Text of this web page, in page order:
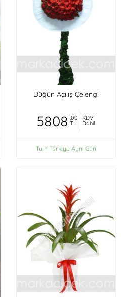
Düğün Açılış Çelengi
5808 ,00
TL
KDV
Dahil
Tüm Türkiye Aynı Gün